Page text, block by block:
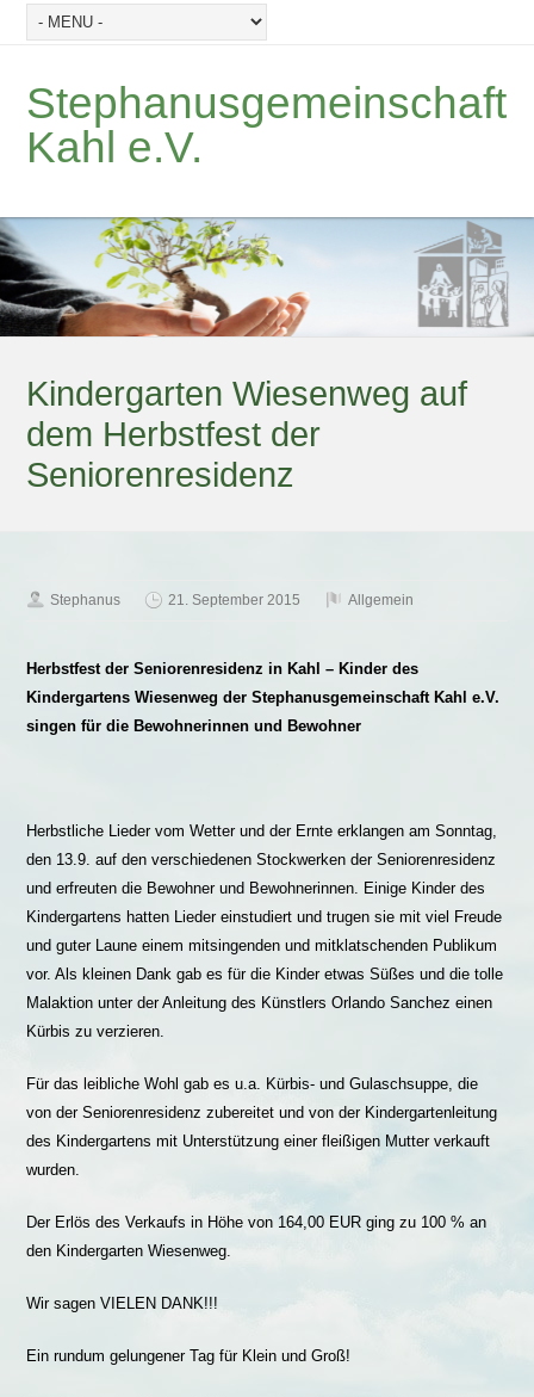
Stephanusgemeinschaft
Kahl e.V.
Kindergarten Wiesenweg auf
dem Herbstfest der
Seniorenresidenz
Stephanus 21. September 2015 Allgemein
Herbstfest der Seniorenresidenz in Kahl – Kinder des
Kindergartens Wiesenweg der Stephanusgemeinschaft Kahl e.V.
singen für die Bewohnerinnen und Bewohner
Herbstliche Lieder vom Wetter und der Ernte erklangen am Sonntag,
den 13.9. auf den verschiedenen Stockwerken der Seniorenresidenz
und erfreuten die Bewohner und Bewohnerinnen. Einige Kinder des
Kindergartens hatten Lieder einstudiert und trugen sie mit viel Freude
und guter Laune einem mitsingenden und mitklatschenden Publikum
vor. Als kleinen Dank gab es für die Kinder etwas Süßes und die tolle
Malaktion unter der Anleitung des Künstlers Orlando Sanchez einen
Kürbis zu verzieren.
Für das leibliche Wohl gab es u.a. Kürbis- und Gulaschsuppe, die
von der Seniorenresidenz zubereitet und von der Kindergartenleitung
des Kindergartens mit Unterstützung einer fleißigen Mutter verkauft
wurden.
Der Erlös des Verkaufs in Höhe von 164,00 EUR ging zu 100 % an
den Kindergarten Wiesenweg.
Wir sagen VIELEN DANK!!!
Ein rundum gelungener Tag für Klein und Groß!